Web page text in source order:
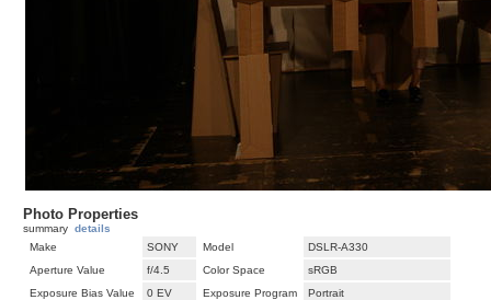
Photo Properties
summary details
Make
SONY Model
DSLR-A330
Aperture Value
f/4.5 Color Space
sRGB
Exposure Bias Value
0 EV Exposure Program
Portrait